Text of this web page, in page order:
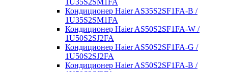
1U35S2SM1FA
Кондиционер Haier AS35S2SF1FA-B /
1U35S2SM1FA
Кондиционер Haier AS50S2SF1FA-W /
1U50S2SJ2FA
Кондиционер Haier AS50S2SF1FA-G /
1U50S2SJ2FA
Кондиционер Haier AS50S2SF1FA-B /